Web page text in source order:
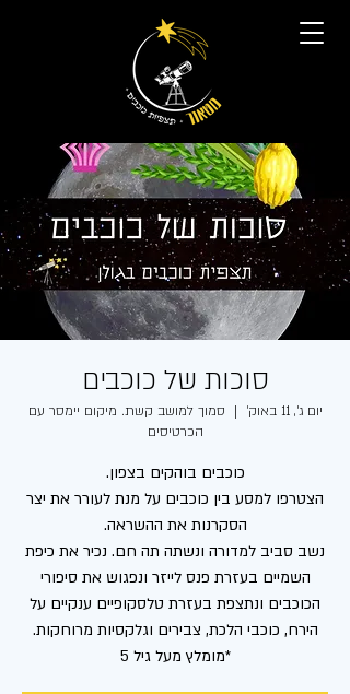
סוכות של כוכבים
יום ג׳, 11 באוק׳
  |
סמוך למושב קשת. מיקום יימסר עם
הכרטיסים
הצטרפו למסע בין כוכבים על מנת לעורר את יצר
נשב סביב למדורה ונשתה תה חם. נכיר את כיפת
השמיים בעזרת פנס לייזר ונפגוש את סיפורי
הכוכבים ונתצפת בעזרת טלסקופיים ענקיים על
*מומלץ מעל גיל 5